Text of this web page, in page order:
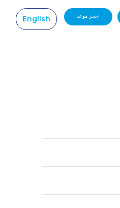
احجز موعد English